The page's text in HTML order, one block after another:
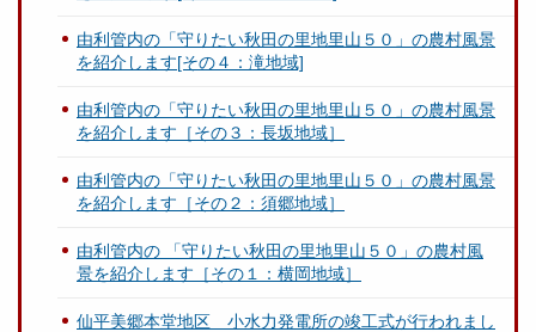
由利管内の「守りたい秋田の里地里山５０」の農村風景
を紹介します[その４：滝地域]
由利管内の「守りたい秋田の里地里山５０」の農村風景
を紹介します［その３：長坂地域］
由利管内の「守りたい秋田の里地里山５０」の農村風景
を紹介します［その２：須郷地域］
由利管内の 「守りたい秋田の里地里山５０」の農村風
景を紹介します［その１：横岡地域］
仙平美郷本堂地区 小水力発電所の竣工式が行われまし